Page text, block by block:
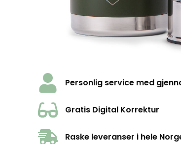
Personlig service med
Gratis Digital Korrektur
Raske leveranser i hele